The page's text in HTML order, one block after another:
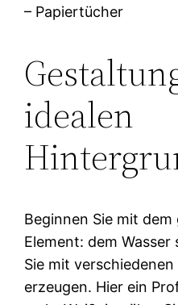
– Papiertücher
idealen
Beginnen Sie mit
Element: dem
Sie mit
erzeugen. Hier ein